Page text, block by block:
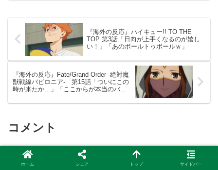
『海外の反応』ハイキュー!! TO THE
TOP 第3話「日向が上手くなるのが嬉し
い！」「あのボールトゥボールｗ」
『海外の反応』Fate/Grand Order -絶対魔
獣戦線バビロニア- 第15話「ついにこの
時が来たか…」「ここからが本当のバビ
コメント
匿名 より:
ホーム シェア トップ サイドバー